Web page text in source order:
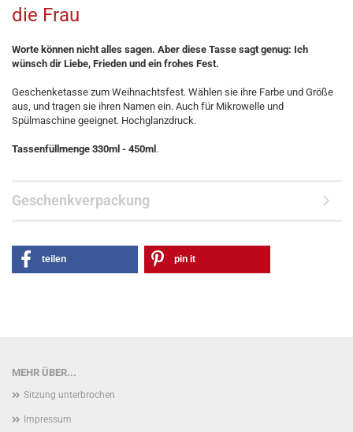
die Frau
Worte können nicht alles sagen. Aber diese Tasse sagt genug: Ich
wünsch dir Liebe, Frieden und ein frohes Fest.
Geschenketasse zum Weihnachtsfest. Wählen sie ihre Farbe und Größe
aus, und tragen sie ihren Namen ein. Auch für Mikrowelle und
Spülmaschine geeignet. Hochglanzdruck.
Tassenfüllmenge 330ml - 450ml .
Geschenkverpackung
teilen pin it
MEHR ÜBER...
Sitzung unterbrochen
Impressum